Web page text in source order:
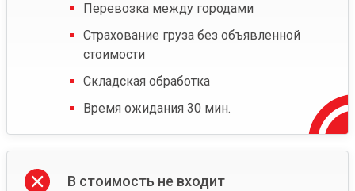
Перевозка между городами
Страхование груза без объявленной
стоимости
Складская обработка
Время ожидания 30 мин.
В стоимость не входит